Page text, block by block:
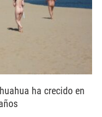
ha crecido en